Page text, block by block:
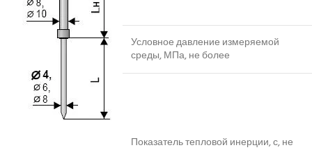
Условное давление измеряемой
среды, МПа, не более
Показатель тепловой инерции, с, не